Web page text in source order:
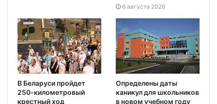
6 августа 2026
В Беларуси пройдет
250-километровый
крестный ход
Определены даты
каникул для школьников
в новом учебном году